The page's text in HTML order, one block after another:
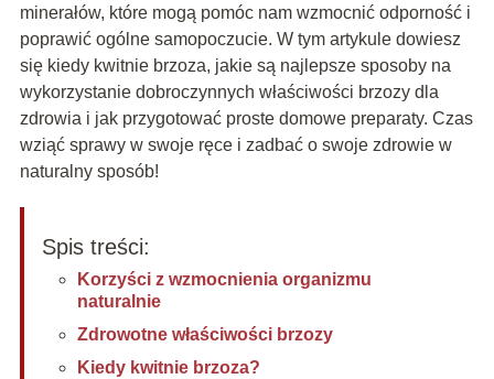
minerałów, które mogą pomóc nam wzmocnić odporność i
poprawić ogólne samopoczucie. W tym artykule dowiesz
się kiedy kwitnie brzoza, jakie są najlepsze sposoby na
wykorzystanie dobroczynnych właściwości brzozy dla
zdrowia i jak przygotować proste domowe preparaty. Czas
wziąć sprawy w swoje ręce i zadbać o swoje zdrowie w
naturalny sposób!
Spis treści:
Korzyści z wzmocnienia organizmu
naturalnie
Zdrowotne właściwości brzozy
Kiedy kwitnie brzoza?